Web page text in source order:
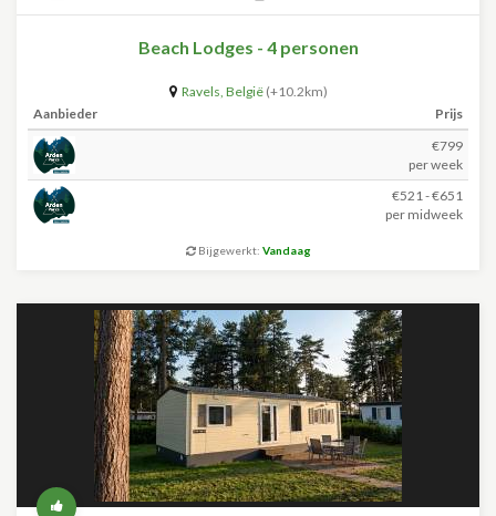
Beach Lodges - 4 personen
Ravels, België (+10.2km)
Aanbieder
Prijs
€799
per week
€521 - €651
per midweek
Bijgewerkt: Vandaag